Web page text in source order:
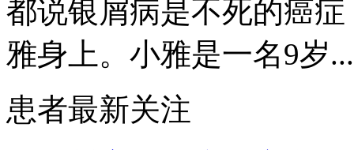
都说银屑病是不死的癌
雅身上。小雅是一名9岁...
患者最新关注